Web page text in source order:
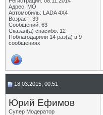
Адрес: МО
Автомобиль: LADA 4X4
Возраст: 39
Сообщений: 63
Сказал(а) спасибо: 12
Поблагодарили 14 раз(а) в 9
сообщениях
18.03.2015, 00:51
Юрий Ефимов
Супер Модератор